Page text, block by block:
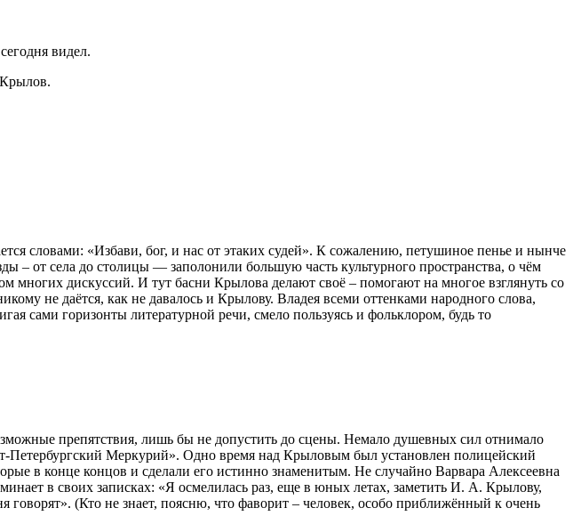
видел.
словами: «Избави, бог, и нас от этаких судей». К сожалению, петушиное пенье и нынче
– от села до столицы — заполонили большую часть культурного пространства, о чём
многих дискуссий. И тут басни Крылова делают своё – помогают на многое взглянуть со
не даётся, как не давалось и Крылову. Владея всеми оттенками народного слова,
сами горизонты литературной речи, смело пользуясь и фольклором, будь то
препятствия, лишь бы не допустить до сцены. Немало душевных сил отнимало
Петербургский Меркурий». Одно время над Крыловым был установлен полицейский
в конце концов и сделали его истинно знаменитым. Не случайно Варвара Алексеевна
в своих записках: «Я осмелилась раз, еще в юных летах, заметить И. А. Крылову,
(Кто не знает, поясню, что фаворит – человек, особо приближённый к очень